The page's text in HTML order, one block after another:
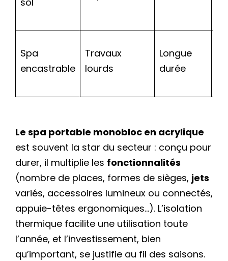
Spa
encastrable
Travaux
lourds
Longue
durée
Le spa portable monobloc en acrylique
est souvent la star du secteur : conçu pour
durer, il multiplie les fonctionnalités
(nombre de places, formes de sièges, jets
variés, accessoires lumineux ou connectés,
appuie-têtes ergonomiques…). L’isolation
thermique facilite une utilisation toute
l’année, et l’investissement, bien
qu’important, se justifie au fil des saisons.